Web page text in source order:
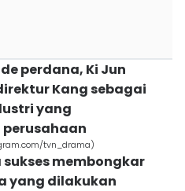
perdana, Ki Jun
Kang sebagai
yang
tvn_drama)
sukses membongkar
yang dilakukan